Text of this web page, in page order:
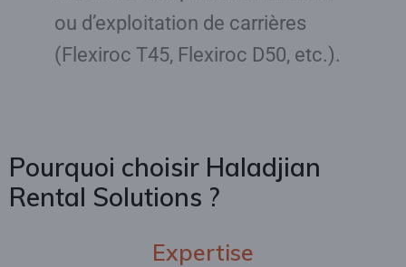
ou d’exploitation de carrières
(Flexiroc T45, Flexiroc D50, etc.).
Pourquoi choisir Haladjian
Rental Solutions ?
Expertise